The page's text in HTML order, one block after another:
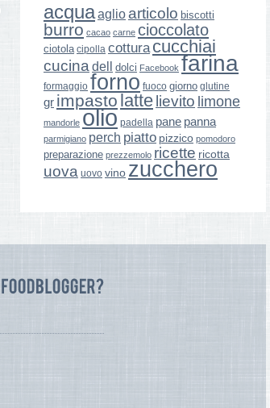
acquaaglio articolo biscotti
burro cacao carne cioccolato
ciotola cipolla cottura cucchiai
cucina dell dolci Facebook farina
formaggio forno fuoco giorno glutine
gr impasto latte lievito limone
mandorle olio padella pane panna
parmigiano perch piatto pizzico pomodoro
preparazione prezzemolo ricette ricotta
uova uovo vino zucchero